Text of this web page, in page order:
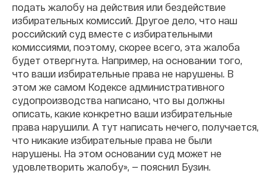
подать жалобу на действия или бездействие
избирательных комиссий. Другое дело, что наш
российский суд вместе с избирательными
комиссиями, поэтому, скорее всего, эта жалоба
будет отвергнута. Например, на основании того,
что ваши избирательные права не нарушены. В
этом же самом Кодексе административного
судопроизводства написано, что вы должны
описать, какие конкретно ваши избирательные
права нарушили. А тут написать нечего, получается,
что никакие избирательные права не были
нарушены. На этом основании суд может не
удовлетворить жалобу», — пояснил Бузин.